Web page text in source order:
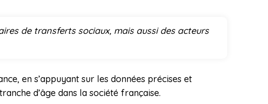
de transferts sociaux, mais aussi des acteurs
en s’appuyant sur les données précises et
d’âge dans la société française.